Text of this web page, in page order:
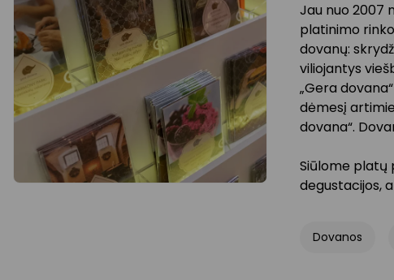
Jau nuo 2007
platinimo
dovanų:
viliojantys
„Gera
dėmesį
dovana“.
Siūlome platų
degustacijos,
Dovanos